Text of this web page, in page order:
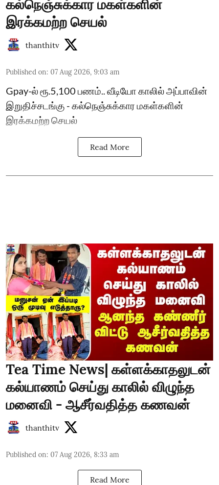
கல்நெஞ்சுக்கார மகள்களின்
இரக்கமற்ற செயல்
thanthitv
Published on: 07 Aug 2026, 9:03 am
Gpay-ல் ரூ.5,100 பணம்.. வீடியோ காலில் அப்பாவின்
இறுதிச்சடங்கு - கல்நெஞ்சுக்கார மகள்களின்
இரக்கமற்ற செயல்
Read More
Tea Time News| கள்ளக்காதலுடன்
கல்யாணம் செய்து காலில் விழுந்த
மனைவி - ஆசீர்வதித்த கணவன்
thanthitv
Published on: 07 Aug 2026, 8:33 am
Read More